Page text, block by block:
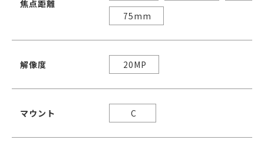
焦点距離
75mm
解像度 20MP
マウント C